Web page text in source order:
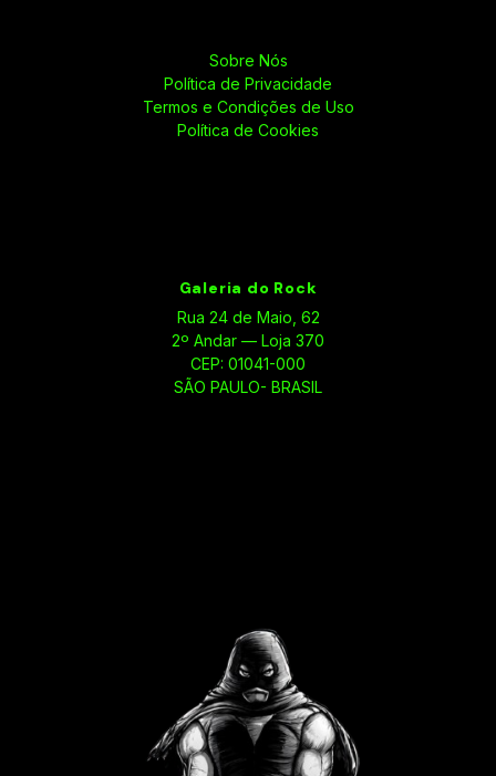
Sobre Nós
Política de Privacidade
Termos e Condições de Uso
Política de Cookies
Galeria do Rock
Rua 24 de Maio, 62
2º Andar — Loja 370
CEP: 01041-000
SÃO PAULO- BRASIL